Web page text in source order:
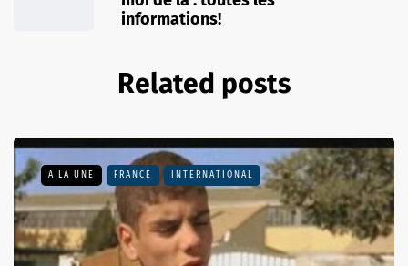
informations!
Related posts
A LA UNE FRANCE INTERNATIONAL